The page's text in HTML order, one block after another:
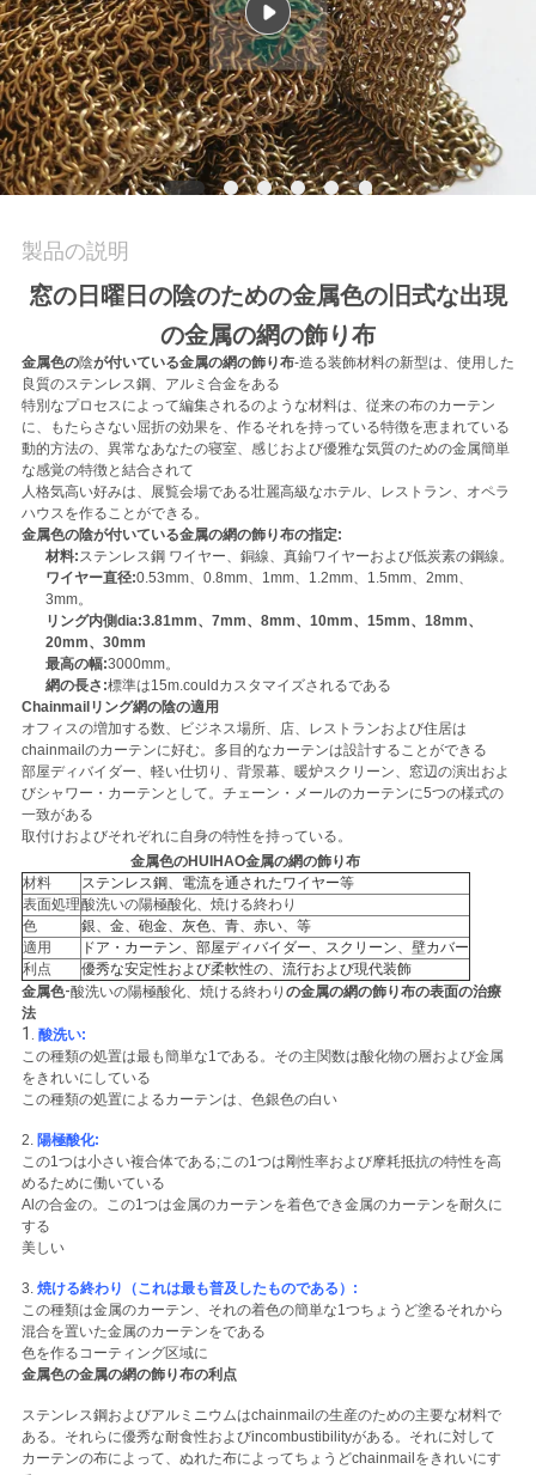
お
問
い
合
わ
せ
ニ
ュ
ー
ス
地
図
PRIVACY
POLICY
製品の説明
窓の日曜日の陰のための金属色の旧式な出現
の金属の網の飾り布
金属色の陰が付いている金属の網の飾り布-造る装飾材料の新型は、使用した
良質のステンレス鋼、アルミ合金をある
特別なプロセスによって編集されるのような材料は、従来の布のカーテン
に、もたらさない屈折の効果を、作るそれを持っている特徴を恵まれている
動的方法の、異常なあなたの寝室、感じおよび優雅な気質のための金属簡単
な感覚の特徴と結合されて
人格気高い好みは、展覧会場である壮麗高級なホテル、レストラン、オペラ
ハウスを作ることができる。
金属色の陰が付いている金属の網の飾り布の指定:
材料:ステンレス鋼 ワイヤー、銅線、真鍮ワイヤーおよび低炭素の鋼線。
ワイヤー直径:0.53mm、0.8mm、1mm、1.2mm、1.5mm、2mm、
3mm。
リング内側dia:3.81mm、7mm、8mm、10mm、15mm、18mm、
20mm、30mm
最高の幅:3000mm。
網の長さ:標準は15m.couldカスタマイズされるである
Chainmailリング網の陰の適用
オフィスの増加する数、ビジネス場所、店、レストランおよび住居は
chainmailのカーテンに好む。多目的なカーテンは設計することができる
部屋ディバイダー、軽い仕切り、背景幕、暖炉スクリーン、窓辺の演出およ
びシャワー・カーテンとして。チェーン・メールのカーテンに5つの様式の
一致がある
取付けおよびそれぞれに自身の特性を持っている。
金属色のHUIHAO金属の網の飾り布
材料
ステンレス鋼、電流を通されたワイヤー等
表面処理酸洗いの陽極酸化、焼ける終わり
色
銀、金、砲金、灰色、青、赤い、等
適用
ドア・カーテン、部屋ディバイダー、スクリーン、壁カバー
利点
優秀な安定性および柔軟性の、流行および現代装飾
金属色-酸洗いの陽極酸化、焼ける終わり の金属の網の飾り布の表面の治療
法
1. 酸洗い:
この種類の処置は最も簡単な1である。その主関数は酸化物の層および金属
をきれいにしている
この種類の処置によるカーテンは、色銀色の白い
2. 陽極酸化:
この1つは小さい複合体である;この1つは剛性率および摩耗抵抗の特性を高
めるために働いている
Alの合金の。この1つは金属のカーテンを着色でき金属のカーテンを耐久に
する
美しい
3. 焼ける終わり（これは最も普及したものである）:
この種類は金属のカーテン、それの着色の簡単な1つちょうど塗るそれから
混合を置いた金属のカーテンをである
色を作るコーティング区域に
金属色の金属の網の飾り布の利点
ステンレス鋼およびアルミニウムはchainmailの生産のための主要な材料で
ある。それらに優秀な耐食性およびincombustibilityがある。それに対して
カーテンの布によって、ぬれた布によってちょうどchainmailをきれいにす